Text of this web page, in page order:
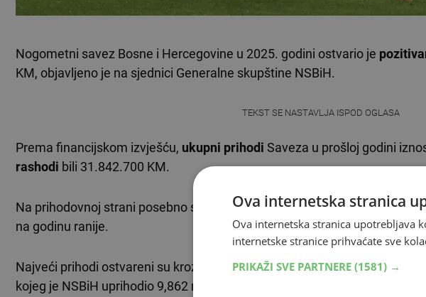
Nogometni savez Bosne i Hercegovine u 2025. godini ostvario je
KM, objavljeno je na sjednici Generalne skupštine NSBiH.
TEKST SE NASTAVLJA ISPOD OGLASA
Prema financijskom izvješću, ukupni prihodi Saveza u prošloj godini
rashodi bili 31.842.700 KM.
Na prihodovnoj strani posebno se ističe iznos od 9,563 milijuna KM, što
na godinu ranije.
Najveći prihodi ostvareni su kroz poslovni program UEFA-e, odnosno
kojeg je NSBiH uprihodio 9,862 milijuna KM.
Ova internetska stranica
Ova internetska stranica upotrebljava
internetske stranice prihvaćate sve
PRIKAŽI SVE PARTNERE (1581) →